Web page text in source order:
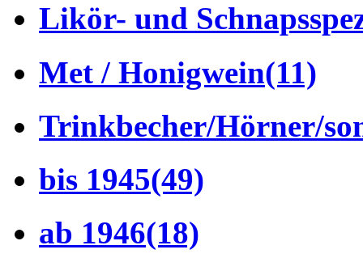
Likör- und
Met / Honigwein(11)
Trinkbecher/Hörner/
bis 1945(49)
ab 1946(18)